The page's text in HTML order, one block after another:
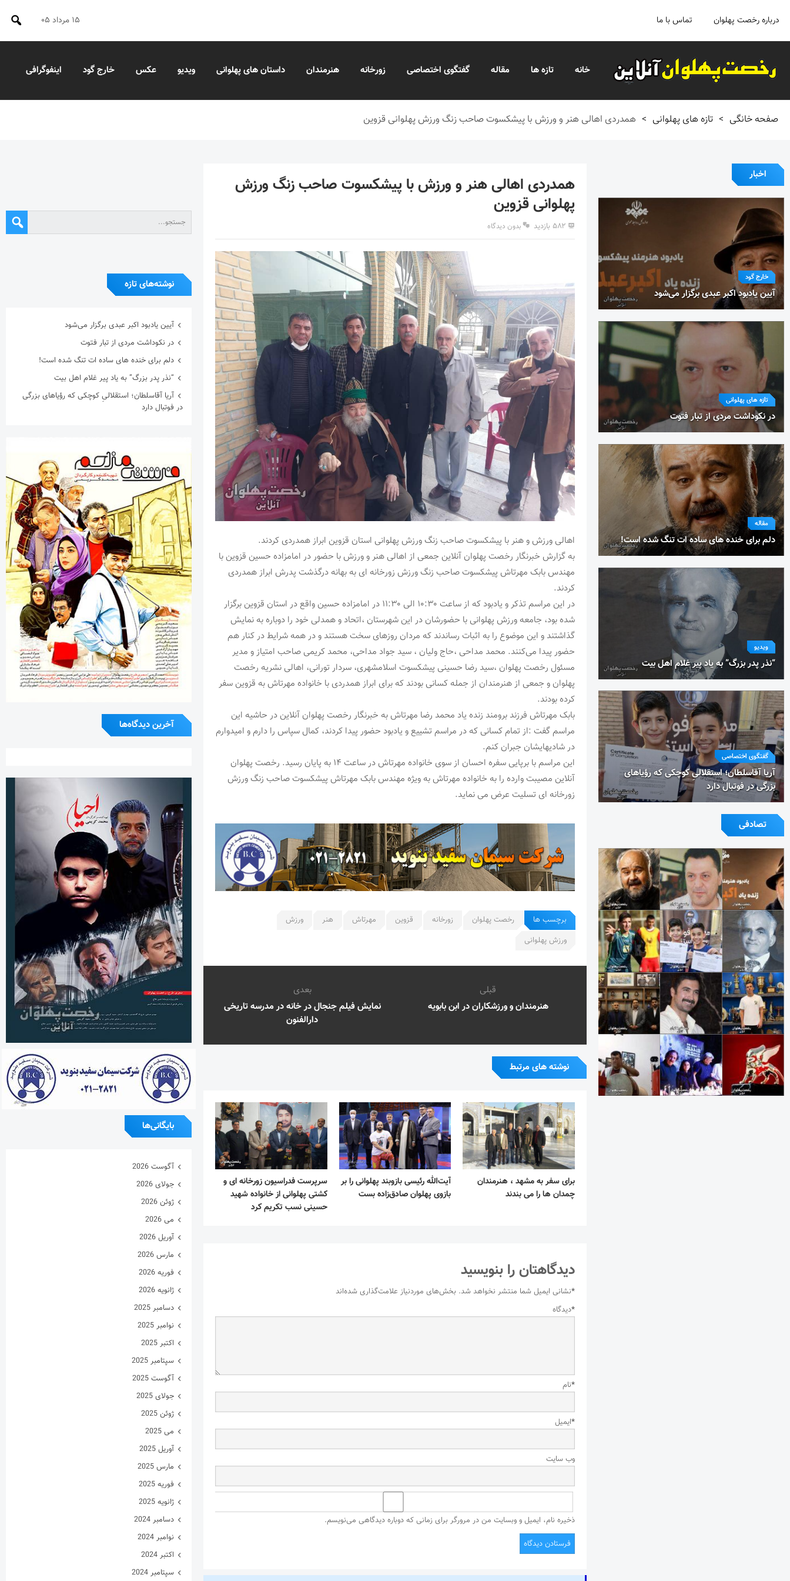
درباره رخصت پهلوان تماس با ما ۱۵ مرداد ۰۵
خانه تازه ها مقاله گفتگوی اختصاصی زورخانه هنرمندان داستان های پهلوانی ویدیو عکس خارج گود اینفوگرافی
صفحه خانگی > تازه های پهلوانی > همدردی اهالی هنر و ورزش با پیشکسوت صاحب زنگ ورزش پهلوانی قزوین
اخبار
خارج گود
آیین یادبود اکبر عبدی برگزار می‌شود
تازه های پهلوانی
در نکوداشت مردی از تبار فتوت
مقاله
دلم برای خنده های ساده ات تنگ شده است!
ویدیو
“نذر پدر بزرگ” به یاد پیر غلام اهل بیت
گفتگوی اختصاصی
آریا آقاسلطان؛ استقلالیِ کوچکی که رؤیاهای
بزرگی در فوتبال دارد
تصادفی
همدردی اهالی هنر و ورزش با پیشکسوت صاحب زنگ ورزش
پهلوانی قزوین
۵۸۲ بازدید بدون دیدگاه
اهالی ورزش و هنر با پیشکسوت صاحب زنگ ورزش پهلوانی استان قزوین ابراز همدردی کردند.
به گزارش خبرنگار رخصت پهلوان آنلاین جمعی از اهالی هنر و ورزش با حضور در امامزاده حسین قزوین با
مهندس بابک مهرتاش پیشکسوت صاحب زنگ ورزش زورخانه ای به بهانه درگذشت پدرش ابراز همدردی
کردند.
در این مراسم تذکر و یادبود که از ساعت ۱۰:۳۰ الی ۱۱:۳۰ در امامزاده حسین واقع در استان قزوین برگزار
شده بود، جامعه ورزش پهلوانی با حضورشان در این شهرستان ،اتحاد و همدلی خود را دوباره به نمایش
گذاشتند و این موضوع را به اثبات رساندند که مردان روزهای سخت هستند و در همه شرایط در کنار هم
حضور پیدا می‌کنند. محمد مداحی ،حاج ولیان ، سید جواد مداحی، محمد کریمی صاحب امتیاز و مدیر
مسئول رخصت پهلوان ،سید رضا حسینی پیشکسوت اسلامشهری، سردار تورانی، اهالی نشریه رخصت
پهلوان و جمعی از هنرمندان از جمله کسانی بودند که برای ابراز همدردی با خانواده مهرتاش به قزوین سفر
کرده بودند.
بابک مهرتاش فرزند برومند زنده یاد محمد رضا مهرتاش به خبرنگار رخصت پهلوان آنلاین در حاشیه این
مراسم گفت :از تمام کسانی که در مراسم تشییع و یادبود حضور پیدا کردند، کمال سپاس را دارم و امیدوارم
در شادیهایشان جبران کنم.
این مراسم با برپایی سفره احسان از سوی خانواده مهرتاش در ساعت ۱۴ به پایان رسید. رخصت پهلوان
آنلاین مصیبت وارده را به خانواده مهرتاش به ویژه مهندس بابک مهرتاش پیشکسوت صاحب زنگ ورزش
زورخانه ای تسلیت عرض می نماید.
برچسب ها رخصت پهلوان زورخانه قزوین مهرتاش هنر
ورزش
ورزش پهلوانی
قبلی
هنرمندان و ورزشکاران در ابن بابویه
بعدی
نمایش فیلم جنجال در خانه در مدرسه تاریخی
دارالفنون
نوشته های مرتبط
برای سفر به مشهد ، هنرمندان
چمدان ها را می بندند
آیت‌الله رئیسی بازوبند پهلوانی را بر
بازوی پهلوان صادق‌زاده بست
سرپرست فدراسیون زورخانه ای و
کشتی پهلوانی از خانواده شهید
حسینی نسب تکریم کرد
دیدگاهتان را بنویسید
نشانی ایمیل شما منتشر نخواهد شد. بخش‌های موردنیاز علامت‌گذاری شده‌اند
*
دیدگاه*
نام*
ایمیل*
وب‌ سایت
ذخیره نام، ایمیل و وبسایت من در مرورگر برای زمانی که دوباره دیدگاهی می‌نویسم.
نوشته‌های تازه
آیین یادبود اکبر عبدی برگزار می‌شود
در نکوداشت مردی از تبار فتوت
دلم برای خنده های ساده ات تنگ شده است!
“نذر پدر بزرگ” به یاد پیر غلام اهل بیت
آریا آقاسلطان؛ استقلالیِ کوچکی که رؤیاهای بزرگی
در فوتبال دارد
آخرین دیدگاه‌ها
بایگانی‌ها
آگوست 2026
جولای 2026
ژوئن 2026
می 2026
آوریل 2026
مارس 2026
فوریه 2026
ژانویه 2026
دسامبر 2025
نوامبر 2025
اکتبر 2025
سپتامبر 2025
آگوست 2025
جولای 2025
ژوئن 2025
می 2025
آوریل 2025
مارس 2025
فوریه 2025
ژانویه 2025
دسامبر 2024
نوامبر 2024
اکتبر 2024
سپتامبر 2024